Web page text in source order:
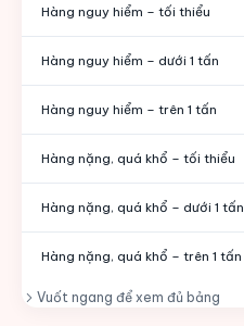
Hàng nguy hiểm – tối thiểu
Hàng nguy hiểm – dưới 1 tấn
Hàng nguy hiểm – trên 1 tấn
Hàng nặng, quá khổ – tối thiểu
Hàng nặng, quá khổ – dưới 1 tấn
Hàng nặng, quá khổ – trên 1 tấn
Vuốt ngang để xem đủ bảng